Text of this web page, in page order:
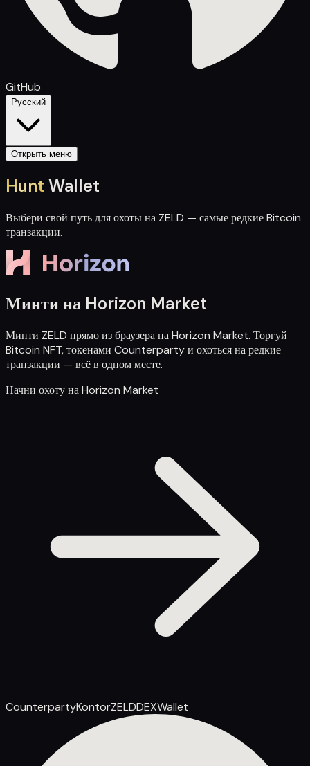
GitHub
Русский
Открыть меню
Hunt Wallet
Выбери свой путь для охоты на ZELD — самые редкие Bitcoin
транзакции.
Минти на Horizon Market
Минти ZELD прямо из браузера на Horizon Market. Торгуй
Bitcoin NFT, токенами Counterparty и охоться на редкие
транзакции — всё в одном месте.
Начни охоту на Horizon Market
CounterpartyKontorZELDDEXWallet